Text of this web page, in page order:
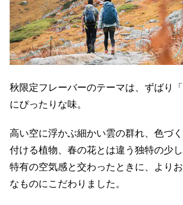
秋限定フレーバーのテーマは、ずばり
にぴったりな味。
高い空に浮かぶ細かい雲の群れ、色づ
付ける植物、春の花とは違う独特の少
特有の空気感と交わったときに、より
なものにこだわりました。